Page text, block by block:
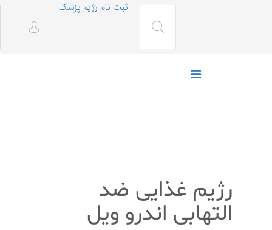
ثبت نام رژیم پزشک
رژیم غذایی ضد
التهابی اندرو ویل